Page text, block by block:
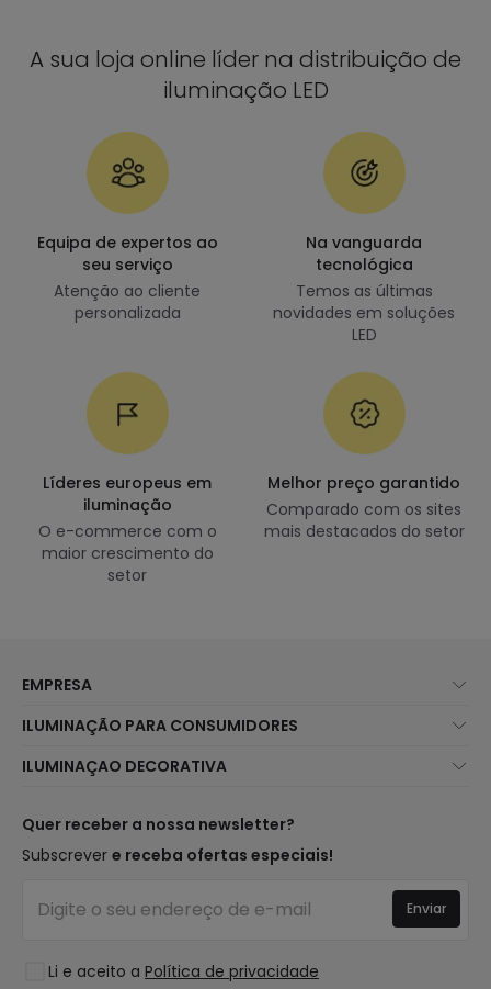
A sua loja online líder na distribuição de
iluminação LED
Equipa de expertos ao
seu serviço
Atenção ao cliente
personalizada
Na vanguarda
tecnológica
Temos as últimas
novidades em soluções
LED
Líderes europeus em
iluminação
O e-commerce com o
maior crescimento do
setor
Melhor preço garantido
Comparado com os sites
mais destacados do setor
EMPRESA
Atendimento ao Cliente
Métodos de Envio
É Profissional?
Perguntas Frequentes (FAQ)
ILUMINAÇÃO PARA CONSUMIDORES
Marcas
Calculadora
Iluminação para empresas
ILUMINAÇAO DECORATIVA
Tendências
Marcas de Decoração Premium
Espaços
Coleções
Quer receber a nossa newsletter?
Subscrever e receba ofertas especiais!
Li e aceito a Política de privacidade
Enviar